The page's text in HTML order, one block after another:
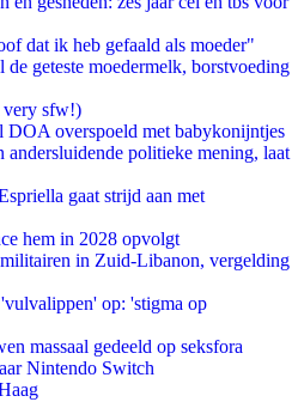
dat ik heb gefaald als moeder"
geteste moedermelk, borstvoeding
very sfw!)
DOA overspoeld met babykonijntjes
andersluidende politieke mening, laat
gaat strijd aan met
hem in 2028 opvolgt
in Zuid-Libanon, vergelding
op: 'stigma op
massaal gedeeld op seksfora
Nintendo Switch